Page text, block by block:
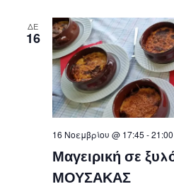
ΔΕ
16
Μαγειρική σε
ΜΟΥΣΑΚΑΣ
16 Νοεμβρίου @ 17:45 -21:00